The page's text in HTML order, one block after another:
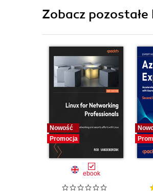
Zobacz
Nowość
Promocja
ebook